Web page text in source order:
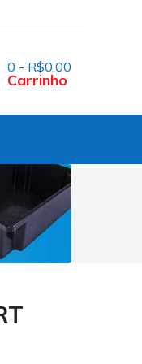
Carrinho
0 - R$0,00